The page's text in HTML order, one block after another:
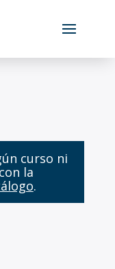
curso ni
la
.